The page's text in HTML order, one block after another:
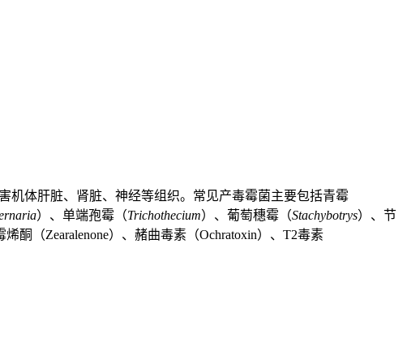
机体肝脏、肾脏、神经等组织。常见产毒霉菌主要包括青霉
）、单端孢霉（Trichothecium）、葡萄穗霉（Stachybotrys）、节
酮（Zearalenone）、赭曲毒素（Ochratoxin）、T2毒素